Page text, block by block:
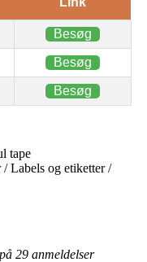
Besøg
Besøg
Besøg
tape
Labels og etiketter /
29 anmeldelser